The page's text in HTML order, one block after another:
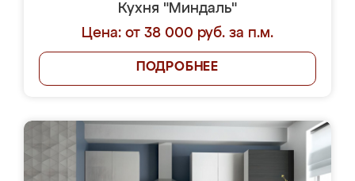
Кухня "Миндаль"
Цена: от 38 000 руб. за п.м.
ПОДРОБНЕЕ